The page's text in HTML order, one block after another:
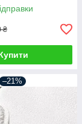
₴
–21%